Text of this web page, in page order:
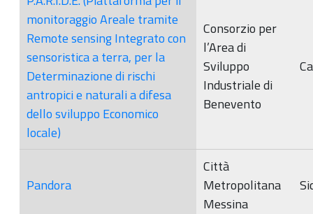
monitoraggio Areale tramite
Remote sensing Integrato con
sensoristica a terra, per la
Determinazione di rischi
antropici e naturali a difesa
dello sviluppo Economico
locale)
Consorzio per
l’Area di
Sviluppo
Industriale di
Benevento
Pandora
Città
Metropolitana
Messina